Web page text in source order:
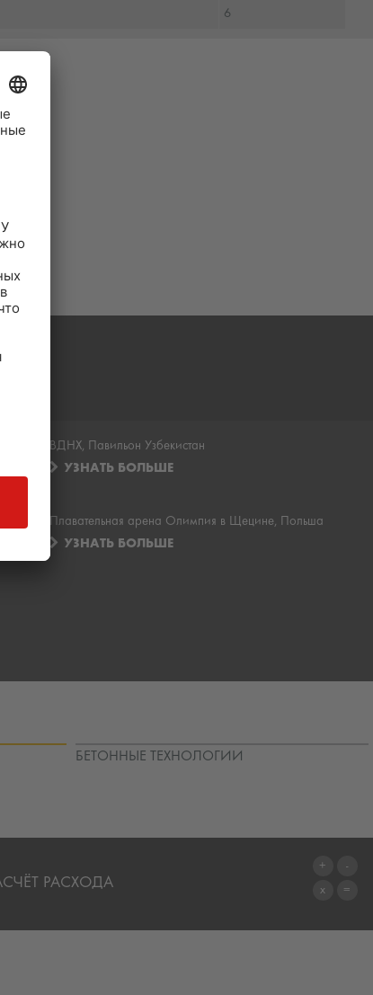
6
ВДНХ, Павильон Узбекистан
УЗНАТЬ БОЛЬШЕ
Плавательная арена Олимпия в Щецине, Польша
УЗНАТЬ БОЛЬШЕ
БЕТОННЫЕ ТЕХНОЛОГИИ
РАСХОДА